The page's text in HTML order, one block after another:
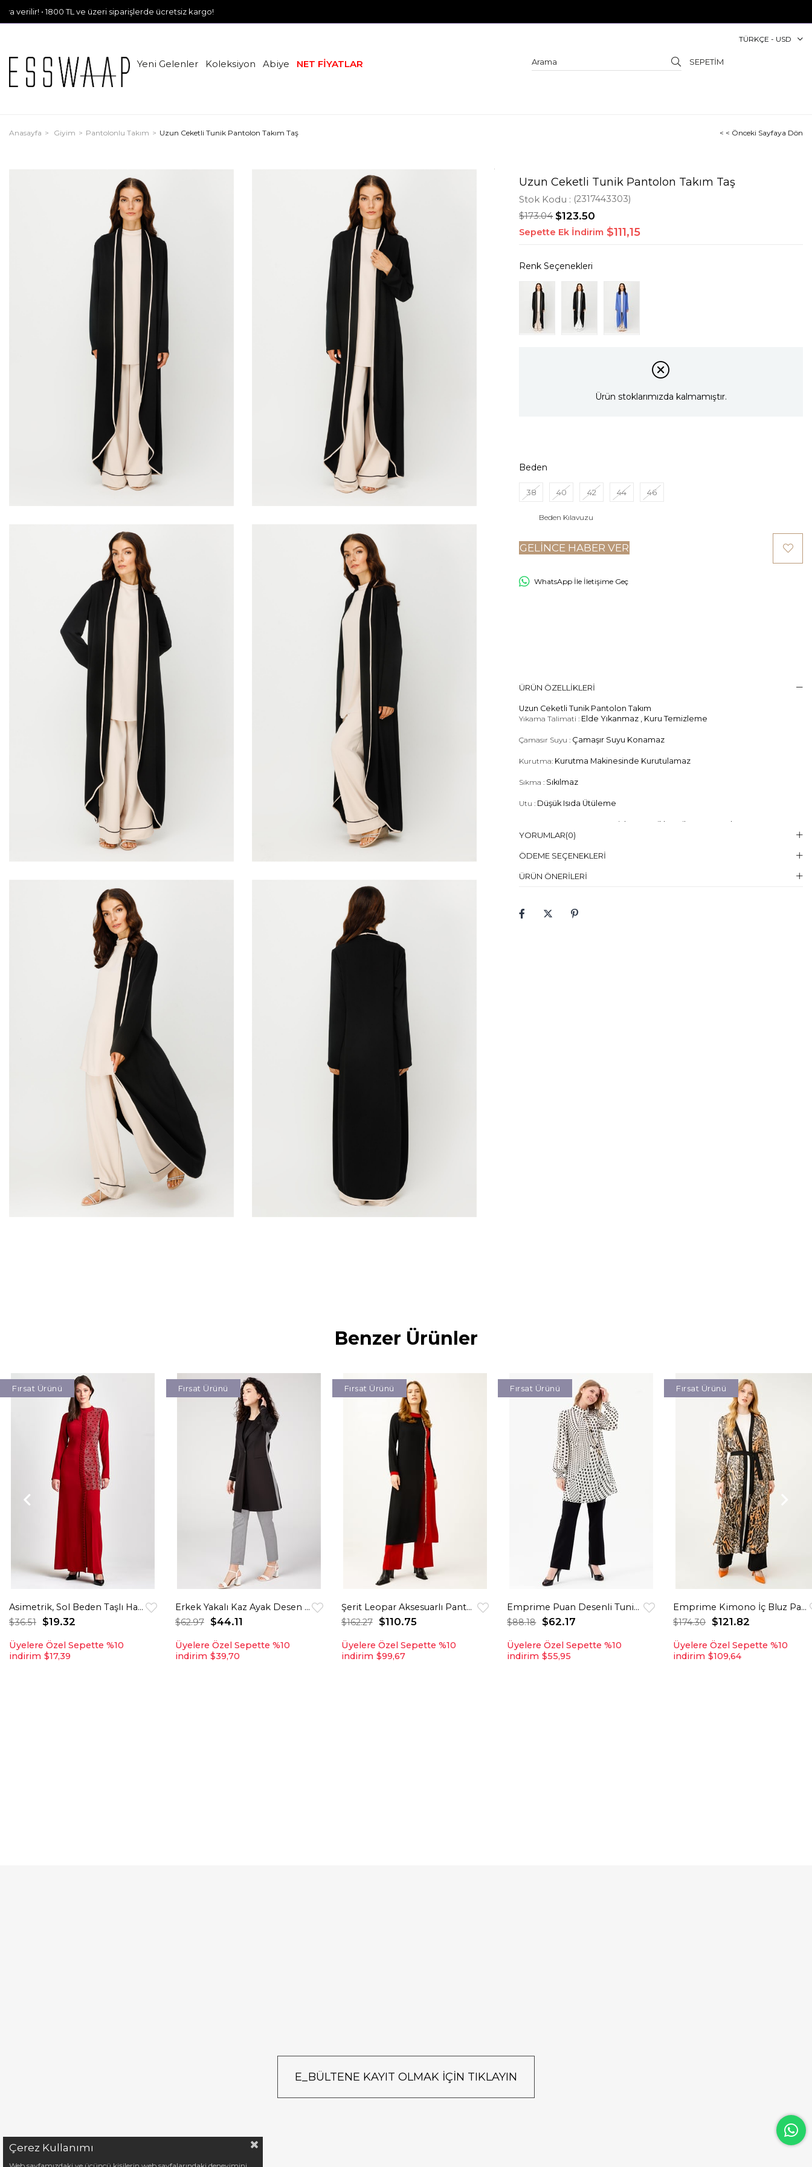
• 1800 TL ve üzeri siparişlerde ücretsiz kargo!
Yeni Gelenler Koleksiyon Abiye NET FİYATLAR
TÜRKÇE - USD
SEPETIM
Anasayfa Giyim Pantolonlu Takım Uzun Ceketli Tunik Pantolon Takım Taş < < Önceki Sayfaya Dön
Uzun Ceketli Tunik Pantolon Takım Taş
Stok Kodu (2317443303)
$173.04 $123.50
Sepette Ek İndirim $111,15
Ürün stoklarımızda kalmamıştır.
Beden
38 40 42 44 46
Beden Kılavuzu
GELINCE HABER VER
WhatsApp İle İletişime Geç
ÜRÜN ÖZELLIKLERI
Uzun Ceketli Tunik Pantolon Takım
Yıkama Talimati : Elde Yıkanmaz , Kuru Temizleme
Çamasır Suyu : Çamaşır Suyu Konamaz
Kurutma: Kurutma Makinesinde Kurutulamaz
Sıkma : Sıkılmaz
Utu : Düşük Isıda Ütüleme
Kuru Temizleme , Trikloretilen Ayırıçısıyla Az Çözücü
Beden
Kumaş Karışımı
YORUMLAR(0)
ÖDEME SEÇENEKLERI
ÜRÜN ÖNERILERI
Benzer Ürünler
Asimetrik, Sol Beden Taşlı Hakim Yakalı Elbise Kırmızı
$19.32
$36.51
Fırsat Ürünü
Üyelere Özel Sepette %10
indirim $17,39
Erkek Yakalı Kaz Ayak Desen Kombinli Pantolon Ceket Takım Siyah
$44.11
$62.97
Fırsat Ürünü
Üyelere Özel Sepette %10
indirim $39,70
Şerit Leopar Aksesuarlı Pantolonlu Takım Kırmızı
$110.75
$162.27
Fırsat Ürünü
Üyelere Özel Sepette %10
indirim $99,67
Emprime Puan Desenli Tunik Pantolon Takım Siyah
$62.17
$88.18
Fırsat Ürünü
Üyelere Özel Sepette %10
indirim $55,95
Emprime Kimono İç Bluz Pantolon Takım Kahve
$121.82
$174.30
Fırsat Ürünü
Üyelere Özel Sepette %10
indirim $109,64
E_BÜLTENE KAYIT OLMAK İÇİN TIKLAYIN
Çerez Kullanımı